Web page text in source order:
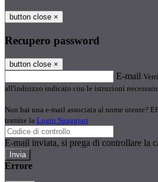
button close ×
Recupero password
button close ×
E-mail
all'indirizzo indicato con le istruzioni
Non hai una e-mail associata al nome utente?
tramite la Login Spaggiari
E-mail inviata, si prega di controllare la
Errore